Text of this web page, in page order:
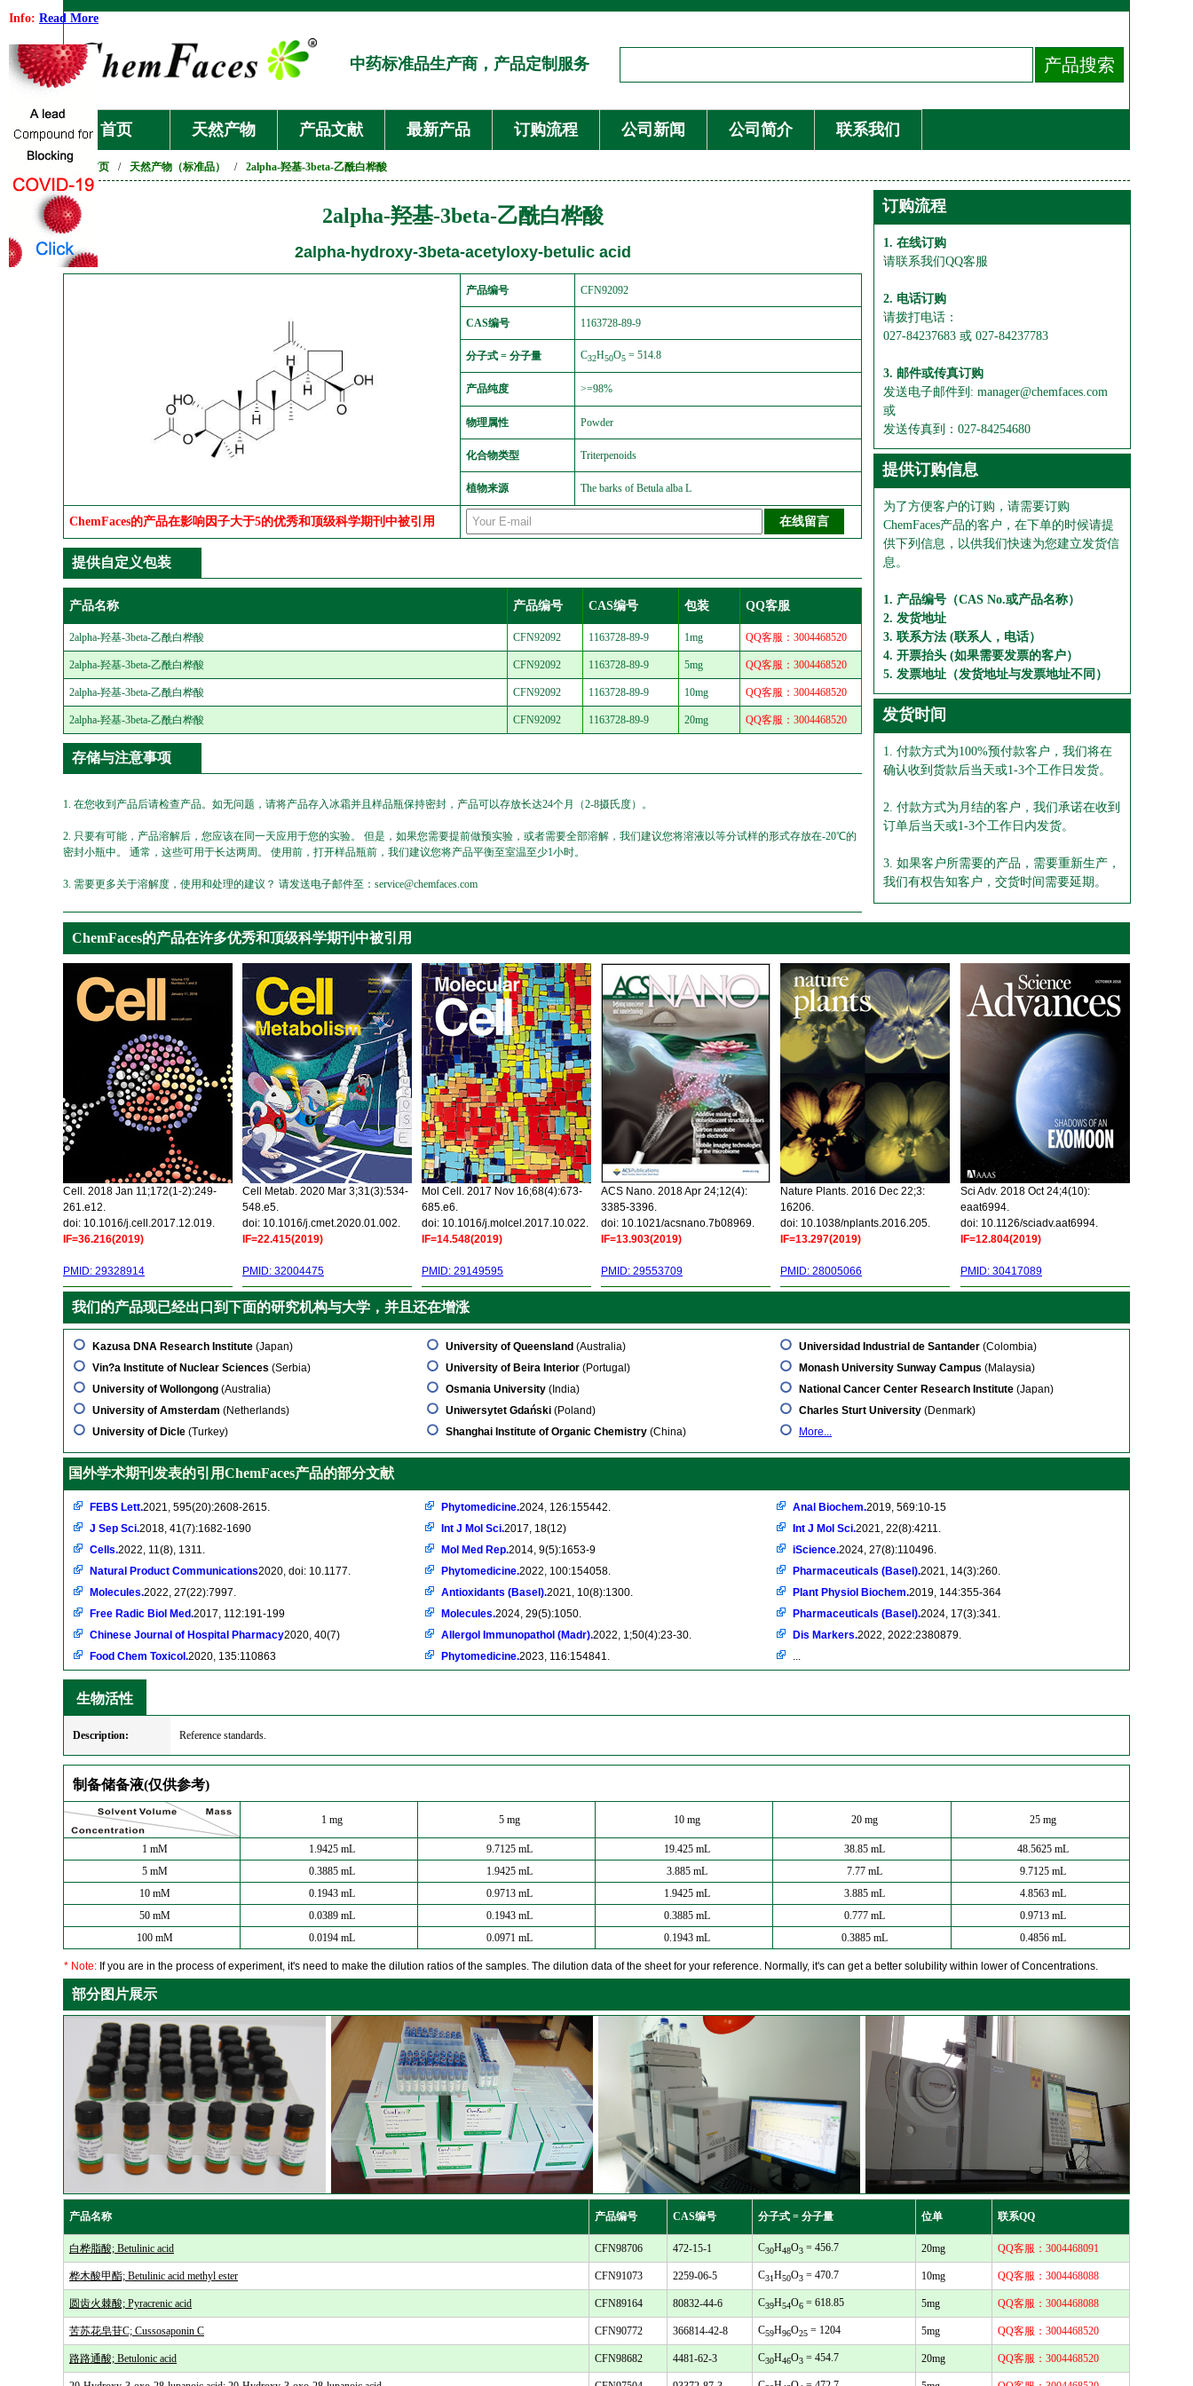
Info: Read More
中药标准品生产商，产品定制服务
首页 天然产物 产品文献 最新产品 订购流程 公司新闻 公司简介 联系我们
首页 / 天然产物（标准品） / 2alpha-羟基-3beta-乙酰白桦酸
2alpha-羟基-3beta-乙酰白桦酸
2alpha-hydroxy-3beta-acetyloxy-betulic acid
产品编号 CFN92092
CAS编号 1163728-89-9
分子式 = 分子量 C32H50O5 = 514.8
产品纯度 >=98%
物理属性 Powder
化合物类型 Triterpenoids
植物来源 The barks of Betula alba L
ChemFaces的产品在影响因子大于5的优秀和顶级科学期刊中被引用
提供自定义包装
产品名称 产品编号 CAS编号 包装 QQ客服
2alpha-羟基-3beta-乙酰白桦酸 CFN92092 1163728-89-9 1mg QQ客服：3004468520
2alpha-羟基-3beta-乙酰白桦酸 CFN92092 1163728-89-9 5mg QQ客服：3004468520
2alpha-羟基-3beta-乙酰白桦酸 CFN92092 1163728-89-9 10mg QQ客服：3004468520
2alpha-羟基-3beta-乙酰白桦酸 CFN92092 1163728-89-9 20mg QQ客服：3004468520
存储与注意事项
1. 在您收到产品后请检查产品。如无问题，请将产品存入冰霜并且样品瓶保持密封，产品可以存放长达24个月（2-8摄氏度）。
2. 只要有可能，产品溶解后，您应该在同一天应用于您的实验。 但是，如果您需要提前做预实验，或者需要全部溶解，我们建议您将溶液以等分试样的形式存放在-20℃的
密封小瓶中。 通常，这些可用于长达两周。 使用前，打开样品瓶前，我们建议您将产品平衡至室温至少1小时。
3. 需要更多关于溶解度，使用和处理的建议？ 请发送电子邮件至：service@chemfaces.com
订购流程
1. 在线订购
请联系我们QQ客服
2. 电话订购
请拨打电话：
027-84237683 或 027-84237783
3. 邮件或传真订购
发送电子邮件到: manager@chemfaces.com
或
发送传真到：027-84254680
提供订购信息
为了方便客户的订购，请需要订购
ChemFaces产品的客户，在下单的时候请提
供下列信息，以供我们快速为您建立发货信
息。
1. 产品编号（CAS No.或产品名称）
2. 发货地址
3. 联系方法 (联系人，电话）
4. 开票抬头 (如果需要发票的客户）
5. 发票地址（发货地址与发票地址不同）
发货时间
1. 付款方式为100%预付款客户，我们将在
确认收到货款后当天或1-3个工作日发货。
2. 付款方式为月结的客户，我们承诺在收到
订单后当天或1-3个工作日内发货。
3. 如果客户所需要的产品，需要重新生产，
我们有权告知客户，交货时间需要延期。
ChemFaces的产品在许多优秀和顶级科学期刊中被引用
Cell. 2018 Jan 11;172(1-2):249-
261.e12.
doi: 10.1016/j.cell.2017.12.019.
IF=36.216(2019)
PMID: 29328914
Cell Metab. 2020 Mar 3;31(3):534-
548.e5.
doi: 10.1016/j.cmet.2020.01.002.
IF=22.415(2019)
PMID: 32004475
Mol Cell. 2017 Nov 16;68(4):673-
685.e6.
doi: 10.1016/j.molcel.2017.10.022.
IF=14.548(2019)
PMID: 29149595
ACS Nano. 2018 Apr 24;12(4):
3385-3396.
doi: 10.1021/acsnano.7b08969.
IF=13.903(2019)
PMID: 29553709
Nature Plants. 2016 Dec 22;3:
16206.
doi: 10.1038/nplants.2016.205.
IF=13.297(2019)
PMID: 28005066
Sci Adv. 2018 Oct 24;4(10):
eaat6994.
doi: 10.1126/sciadv.aat6994.
IF=12.804(2019)
PMID: 30417089
我们的产品现已经出口到下面的研究机构与大学，并且还在增涨
Kazusa DNA Research Institute (Japan)
Vin?a Institute of Nuclear Sciences (Serbia)
University of Wollongong (Australia)
University of Amsterdam (Netherlands)
University of Dicle (Turkey)
University of Queensland (Australia)
University of Beira Interior (Portugal)
Osmania University (India)
Uniwersytet Gdański (Poland)
Shanghai Institute of Organic Chemistry (China)
Universidad Industrial de Santander (Colombia)
Monash University Sunway Campus (Malaysia)
National Cancer Center Research Institute (Japan)
Charles Sturt University (Denmark)
More...
国外学术期刊发表的引用ChemFaces产品的部分文献
FEBS Lett.2021, 595(20):2608-2615.
J Sep Sci.2018, 41(7):1682-1690
Cells.2022, 11(8), 1311.
Natural Product Communications2020, doi: 10.1177.
Molecules.2022, 27(22):7997.
Free Radic Biol Med.2017, 112:191-199
Chinese Journal of Hospital Pharmacy2020, 40(7)
Food Chem Toxicol.2020, 135:110863
Phytomedicine.2024, 126:155442.
Int J Mol Sci.2017, 18(12)
Mol Med Rep.2014, 9(5):1653-9
Phytomedicine.2022, 100:154058.
Antioxidants (Basel).2021, 10(8):1300.
Molecules.2024, 29(5):1050.
Allergol Immunopathol (Madr).2022, 1;50(4):23-30.
Phytomedicine.2023, 116:154841.
Anal Biochem.2019, 569:10-15
Int J Mol Sci.2021, 22(8):4211.
iScience.2024, 27(8):110496.
Pharmaceuticals (Basel).2021, 14(3):260.
Plant Physiol Biochem.2019, 144:355-364
Pharmaceuticals (Basel).2024, 17(3):341.
Dis Markers.2022, 2022:2380879.
...
生物活性
Description: Reference standards.
制备储备液(仅供参考)
1 mg 5 mg 10 mg 20 mg 25 mg
1 mM 1.9425 mL 9.7125 mL 19.425 mL 38.85 mL
48.5625 mL
5 mM
0.3885 mL 1.9425 mL 3.885 mL 7.77 mL
9.7125 mL
10 mM
0.1943 mL 0.9713 mL 1.9425 mL 3.885 mL
4.8563 mL
50 mM
0.0389 mL 0.1943 mL 0.3885 mL 0.777 mL
0.9713 mL
100 mM
0.0194 mL 0.0971 mL 0.1943 mL 0.3885 mL 0.4856 mL
* Note: If you are in the process of experiment, it's need to make the dilution ratios of the samples. The dilution data of the sheet for your reference. Normally, it's can get a better solubility within lower of Concentrations.
部分图片展示
产品名称 产品编号 CAS编号 分子式 = 分子量 位单 联系QQ
白桦脂酸; Betulinic acid CFN98706 472-15-1 C30H48O3 = 456.7 20mg QQ客服：3004468091
桦木酸甲酯; Betulinic acid methyl ester CFN91073 2259-06-5 C31H50O3 = 470.7 10mg QQ客服：3004468088
圆齿火棘酸; Pyracrenic acid CFN89164 80832-44-6 C39H54O6 = 618.85 5mg QQ客服：3004468088
苦苏花皂苷C; Cussosaponin C CFN90772 366814-42-8 C59H96O25 = 1204 5mg QQ客服：3004468520
路路通酸; Betulonic acid CFN98682 4481-62-3 C30H46O3 = 454.7 20mg QQ客服：3004468520